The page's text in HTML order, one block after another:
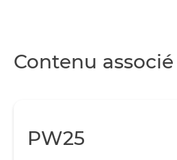
Contenu associé
PW25